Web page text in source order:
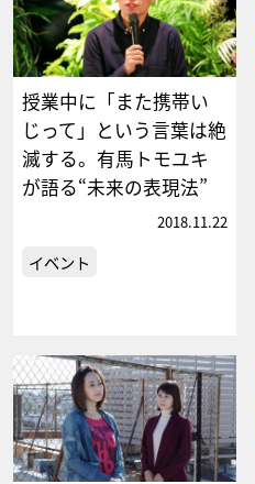
授業中に「また携帯い
じって」という言葉は絶
滅する。有馬トモユキ
が語る“未来の表現法”
2018.11.22
イベント